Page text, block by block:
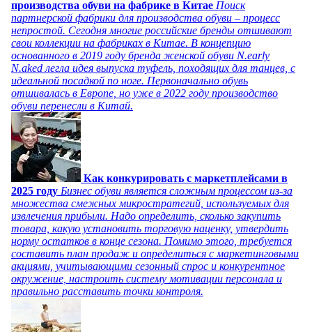
производства обуви на фабрике в Китае Поиск
партнерской фабрики для производства обуви – процесс
непростой. Сегодня многие российские бренды отшивают
свои коллекции на фабриках в Китае. В концепцию
основанного в 2019 году бренда женской обуви N.early
N.aked легла идея выпуска туфель, походящих для танцев, с
идеальной посадкой по ноге. Первоначально обувь
отшивалась в Европе, но уже в 2022 году производство
обуви перенесли в Китай.
Как конкурировать с маркетплейсами в
2025 году Бизнес обуви является сложным процессом из-за
множества смежных микростратегий, используемых для
извлечения прибыли. Надо определить, сколько закупить
товара, какую установить торговую наценку, утвердить
норму остатков в конце сезона. Помимо этого, требуется
составить план продаж и определиться с маркетинговыми
акциями, учитывающими сезонный спрос и конкурентное
окружение, настроить систему мотивации персонала и
правильно расставить точки контроля.